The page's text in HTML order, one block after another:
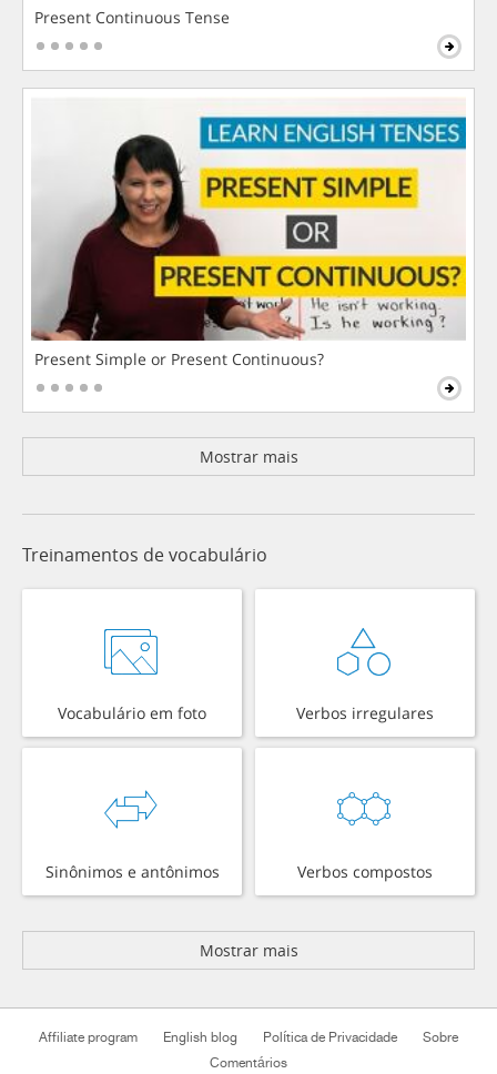
Present Continuous Tense
Present Simple or Present Continuous?
Mostrar mais
Treinamentos de vocabulário
Vocabulário em foto Verbos irregulares
Sinônimos e antônimos Verbos compostos
Mostrar mais
Affiliate program English blog Política de Privacidade
Sobre
Comentários